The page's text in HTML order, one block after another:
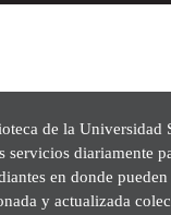
de la Universidad
servicios diariamente
en donde
y actualizada